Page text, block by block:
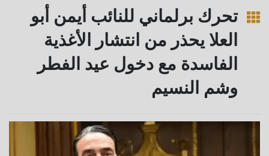
تحرك برلماني للنائب أيمن أبو
العلا يحذر من انتشار الأغذية
الفاسدة مع دخول عيد الفطر
وشم النسيم